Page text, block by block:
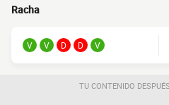
Racha
V V D D V
TU CONTENIDO